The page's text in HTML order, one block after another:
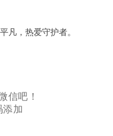
凡，热爱守护者。
信吧！
添加